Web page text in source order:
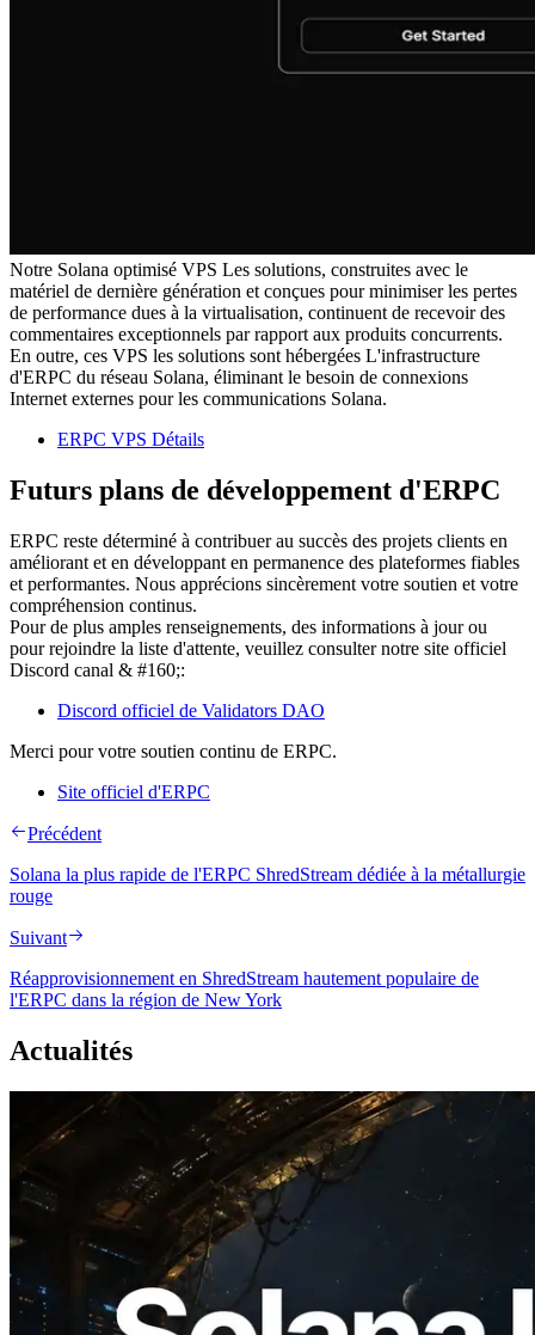
Notre Solana optimisé VPS Les solutions, construites avec le
matériel de dernière génération et conçues pour minimiser les pertes
de performance dues à la virtualisation, continuent de recevoir des
commentaires exceptionnels par rapport aux produits concurrents.
En outre, ces VPS les solutions sont hébergées L'infrastructure
d'ERPC du réseau Solana, éliminant le besoin de connexions
Internet externes pour les communications Solana.
ERPC VPS Détails
Futurs plans de développement d'ERPC
ERPC reste déterminé à contribuer au succès des projets clients en
améliorant et en développant en permanence des plateformes fiables
et performantes. Nous apprécions sincèrement votre soutien et votre
compréhension continus.
Pour de plus amples renseignements, des informations à jour ou
pour rejoindre la liste d'attente, veuillez consulter notre site officiel
Discord canal & #160;:
Discord officiel de Validators DAO
Merci pour votre soutien continu de ERPC.
Site officiel d'ERPC
Précédent
Solana la plus rapide de l'ERPC ShredStream dédiée à la métallurgie
rouge
Suivant
Réapprovisionnement en ShredStream hautement populaire de
l'ERPC dans la région de New York
Actualités